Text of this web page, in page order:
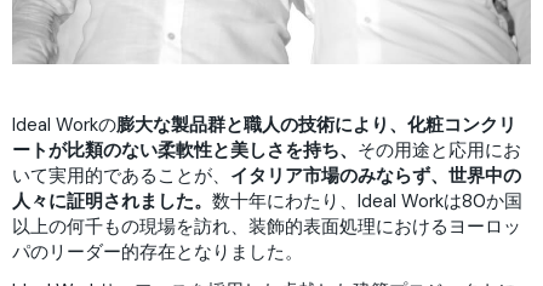
Ideal Workの膨大な製品群と職人の技術により、化粧コンクリ
ートが比類のない柔軟性と美しさを持ち、 その用途と応用にお
いて実用的であることが、 イタリア市場のみならず、世界中の
人々に証明されました。 数十年にわたり、Ideal Workは80か国
以上の何千もの現場を訪れ、装飾的表面処理におけるヨーロッ
パのリーダー的存在となりました。